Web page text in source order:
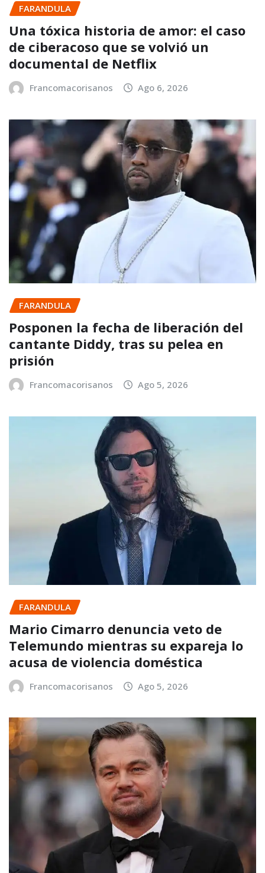
FARANDULA
Una tóxica historia de amor: el caso
de ciberacoso que se volvió un
documental de Netflix
Francomacorisanos Ago 6, 2026
FARANDULA
Posponen la fecha de liberación del
cantante Diddy, tras su pelea en
prisión
Francomacorisanos Ago 5, 2026
FARANDULA
Mario Cimarro denuncia veto de
Telemundo mientras su expareja lo
acusa de violencia doméstica
Francomacorisanos Ago 5, 2026